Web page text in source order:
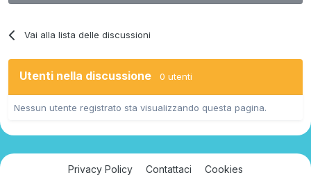
Vai alla lista delle discussioni
Utenti nella discussione 0 utenti
Nessun utente registrato sta visualizzando questa pagina.
Privacy Policy Contattaci Cookies